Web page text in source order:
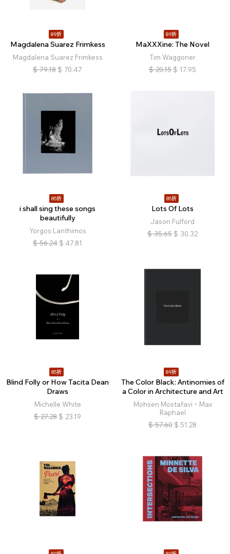
89折
Magdalena Suarez Frimkess
Magdalena Suarez Frimkess
$ 79.18 $ 70.47
89折
MaXXXine: The Novel
Tim Waggoner
$ 20.15 $ 17.95
85折
i shall sing these songs
beautifully
Yorgos Lanthimos
$ 56.24 $ 47.81
85折
Lots Of Lots
Jason Fulford
$ 35.65 $ 30.32
85折
Blind Folly or How Tacita Dean
Draws
Michelle White
$ 27.28 $ 23.19
89折
The Color Black: Antinomies of
a Color in Architecture and Art
Mohsen Mostafavi、Max
Raphael
$ 57.60 $ 51.28